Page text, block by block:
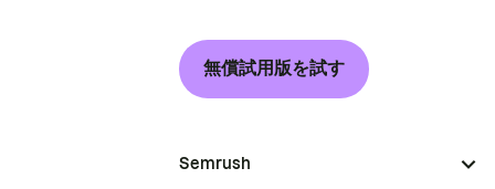
無償試用版を試す
Semrush